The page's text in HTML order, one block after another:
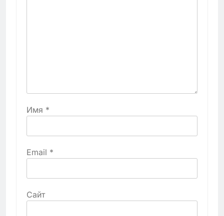
Имя *
Email *
Сайт